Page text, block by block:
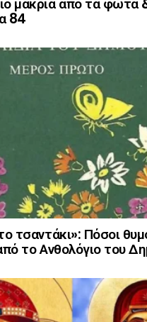
84
τσαντάκι»: Πόσοι
το Ανθολόγιο του